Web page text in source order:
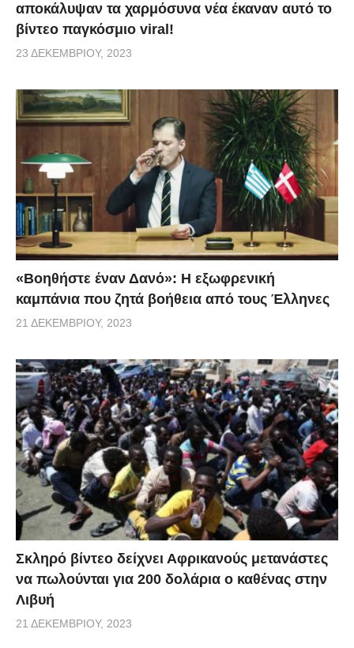
αποκάλυψαν τα χαρμόσυνα νέα έκαναν αυτό το
βίντεο παγκόσμιο viral!
23 ΔΕΚΕΜΒΡΊΟΥ, 2023
«Βοηθήστε έναν Δανό»: H εξωφρενική
καμπάνια που ζητά βοήθεια από τους Έλληνες
21 ΔΕΚΕΜΒΡΊΟΥ, 2023
Σκληρό βίντεο δείχνει Αφρικανούς μετανάστες
να πωλούνται για 200 δολάρια ο καθένας στην
Λιβυή
21 ΔΕΚΕΜΒΡΊΟΥ, 2023